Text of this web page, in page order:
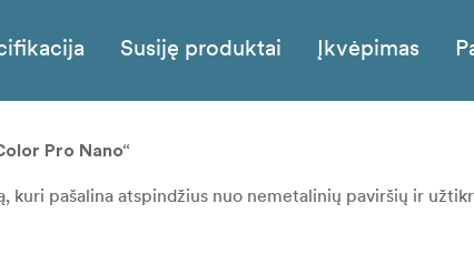
Susiję produktai Įkvėpimas
Pro Nano“
kuri pašalina atspindžius nuo nemetalinių paviršių ir